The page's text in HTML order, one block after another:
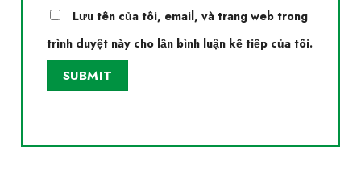
Lưu tên của tôi, email, và trang web trong
trình duyệt này cho lần bình luận kế tiếp của tôi.